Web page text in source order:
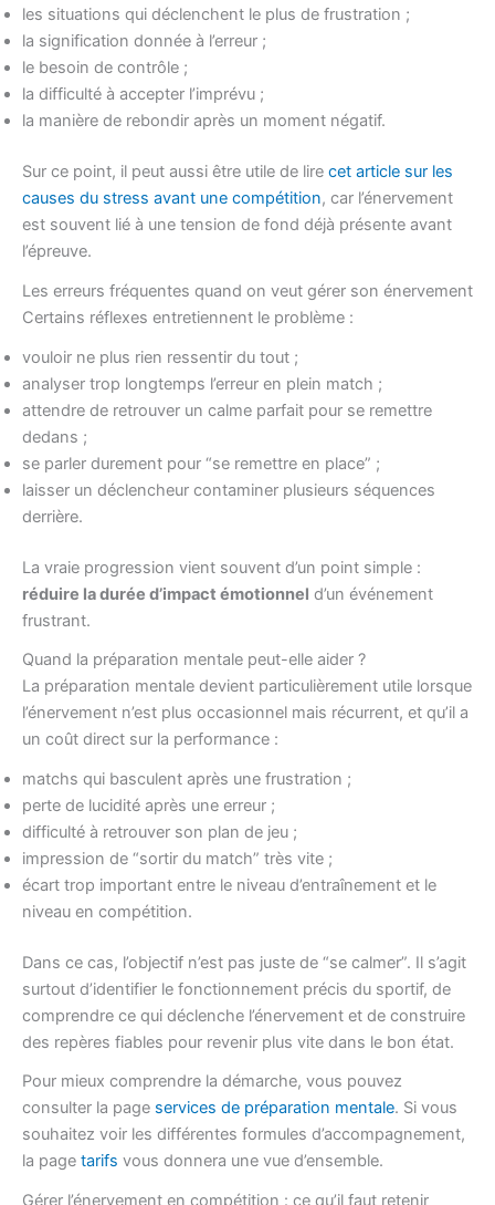
les situations qui déclenchent le plus de frustration ;
la signification donnée à l’erreur ;
le besoin de contrôle ;
la difficulté à accepter l’imprévu ;
la manière de rebondir après un moment négatif.
Sur ce point, il peut aussi être utile de lire cet article sur les
causes du stress avant une compétition, car l’énervement
est souvent lié à une tension de fond déjà présente avant
l’épreuve.
Les erreurs fréquentes quand on veut gérer son énervement
Certains réflexes entretiennent le problème :
vouloir ne plus rien ressentir du tout ;
analyser trop longtemps l’erreur en plein match ;
attendre de retrouver un calme parfait pour se remettre
dedans ;
se parler durement pour “se remettre en place” ;
laisser un déclencheur contaminer plusieurs séquences
derrière.
La vraie progression vient souvent d’un point simple :
réduire la durée d’impact émotionnel d’un événement
frustrant.
Quand la préparation mentale peut-elle aider ?
La préparation mentale devient particulièrement utile lorsque
l’énervement n’est plus occasionnel mais récurrent, et qu’il a
un coût direct sur la performance :
matchs qui basculent après une frustration ;
perte de lucidité après une erreur ;
difficulté à retrouver son plan de jeu ;
impression de “sortir du match” très vite ;
écart trop important entre le niveau d’entraînement et le
niveau en compétition.
Dans ce cas, l’objectif n’est pas juste de “se calmer”. Il s’agit
surtout d’identifier le fonctionnement précis du sportif, de
comprendre ce qui déclenche l’énervement et de construire
des repères fiables pour revenir plus vite dans le bon état.
Pour mieux comprendre la démarche, vous pouvez
consulter la page services de préparation mentale. Si vous
souhaitez voir les différentes formules d’accompagnement,
la page tarifs vous donnera une vue d’ensemble.
Gérer l’énervement en compétition : ce qu’il faut retenir